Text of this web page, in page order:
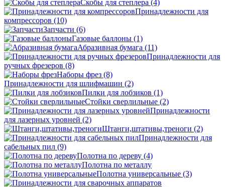
Скобы для степлера (4)
Принадлежности для
компрессоров (10)
Запчасти (6)
Газовые баллоны (1)
Абразивная бумага (11)
Принадлежности для
ручных фрезеров (8)
Наборы фрез (8)
Принадлежности для шлифмашин (2)
Пилки для лобзиков (1)
Стойки сверлильные (2)
Принадлежности
для лазерных уровней (2)
Штанги,штативы,треноги (2)
Принадлежности для
сабельных пил (9)
Полотна по дереву (4)
Полотна по металлу
Полотна универсальные (3)